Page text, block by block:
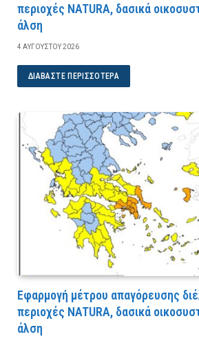
περιοχές NATURA, δασικά
άλση
4 ΑΥΓΟΎΣΤΟΥ 2026
ΔΙΑΒΆΣΤΕ ΠΕΡΙΣΣΌΤΕΡΑ
Εφαρμογή μέτρου απαγόρευσης
περιοχές NATURA, δασικά
άλση